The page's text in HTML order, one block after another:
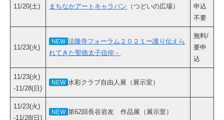
11/20(土) まちなかアートキャラバン （つどいの広場）
申込
不要
11/23(火)
NEW 法隆寺フォーラム２０２１ー護り伝えら
れてきた聖徳太子信仰－
無料/
要申
込
11/23(火)
-11/28(日)
NEW 水彩クラブ自由人展（展示室）
11/23(火)
-11/28(日)
NEW 第62回長谷岩友 作品展（展示室）